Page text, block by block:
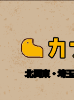
北関東・埼